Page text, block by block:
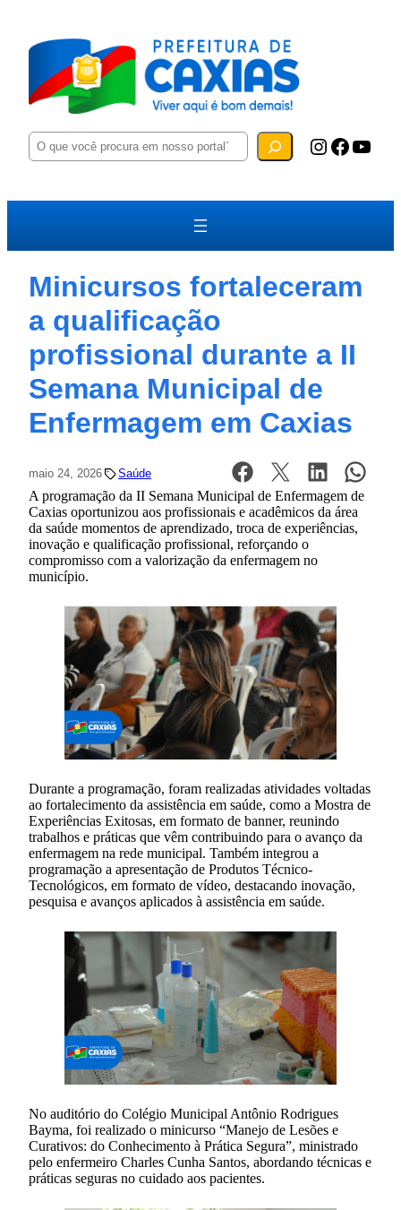
P
e
u
a
Instagram Facebook YouTube
Minicursos fortaleceram
a qualificação
profissional durante a II
Semana Municipal de
Enfermagem em Caxias
maio 24, 2026 Saúde
A programação da II Semana Municipal de Enfermagem de
Caxias oportunizou aos profissionais e acadêmicos da área
da saúde momentos de aprendizado, troca de experiências,
inovação e qualificação profissional, reforçando o
compromisso com a valorização da enfermagem no
município.
Durante a programação, foram realizadas atividades voltadas
ao fortalecimento da assistência em saúde, como a Mostra de
Experiências Exitosas, em formato de banner, reunindo
trabalhos e práticas que vêm contribuindo para o avanço da
enfermagem na rede municipal. Também integrou a
programação a apresentação de Produtos Técnico-
Tecnológicos, em formato de vídeo, destacando inovação,
pesquisa e avanços aplicados à assistência em saúde.
No auditório do Colégio Municipal Antônio Rodrigues
Bayma, foi realizado o minicurso “Manejo de Lesões e
Curativos: do Conhecimento à Prática Segura”, ministrado
pelo enfermeiro Charles Cunha Santos, abordando técnicas e
práticas seguras no cuidado aos pacientes.